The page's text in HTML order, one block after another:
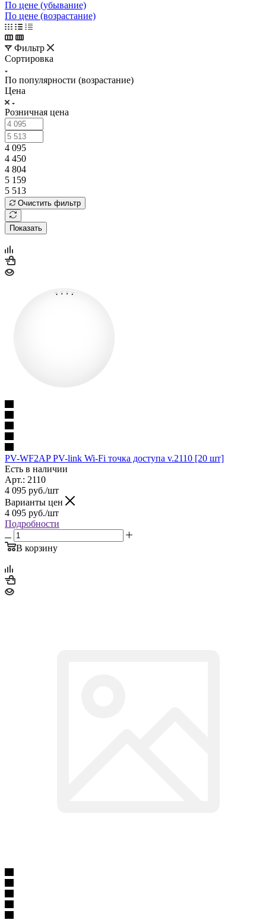
По цене (убывание)
По цене (возрастание)
Фильтр
Сортировка
По популярности (возрастание)
Цена
Розничная цена
4 095
4 450
4 804
5 159
5 513
Очистить фильтр
Показать
PV-WF2AP PV-link Wi-Fi точка доступа v.2110 [20 шт]
Есть в наличии
Арт.: 2110
4 095 руб./шт
Варианты цен
4 095 руб./шт
Подробности
В корзину